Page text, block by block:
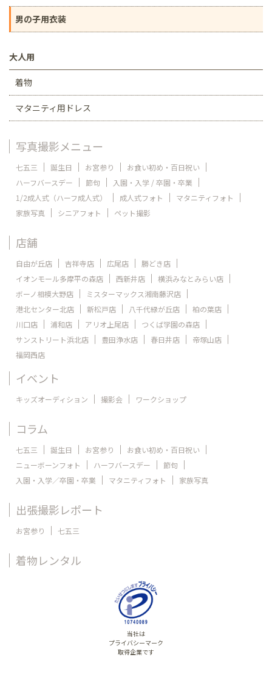
男の子用衣装
大人用
着物
マタニティ用ドレス
写真撮影メニュー
七五三 誕生日 お宮参り
お食い初め・百日祝い
ハーフバースデー
節句
入園・入学 / 卒園・卒業
1/2成人式（ハーフ成人式）
成人式フォト
マタニティフォト
家族写真
シニアフォト ペット撮影
店舗
自由が丘店 吉祥寺店 広尾店
勝どき店
イオンモール多摩平の森店
西新井店
横浜みなとみらい店
ボーノ相模大野店
ミスターマックス湘南藤沢店
港北センター北店
新松戸店 八千代緑が丘店
柏の葉店
川口店
浦和店 アリオ上尾店
つくば学園の森店
サンストリート浜北店
豊田浄水店 春日井店
帝塚山店
福岡西店
イベント
キッズオーディション 撮影会 ワークショップ
コラム
七五三 誕生日 お宮参り
お食い初め・百日祝い
ニューボーンフォト
ハーフバースデー
節句
入園・入学／卒園・卒業
マタニティフォト 家族写真
出張撮影レポート
お宮参り 七五三
着物レンタル
当社は
プライバシーマーク
取得企業です